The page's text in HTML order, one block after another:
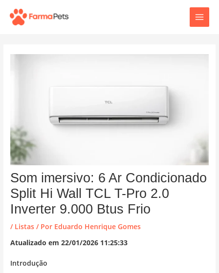
para
Main
Som imersivo: 6 Ar Condicionado
Split Hi Wall TCL T-Pro 2.0
Inverter 9.000 Btus Frio
/ Listas / Por Eduardo Henrique Gomes
Atualizado em 22/01/2026 11:25:33
Introdução
navigation